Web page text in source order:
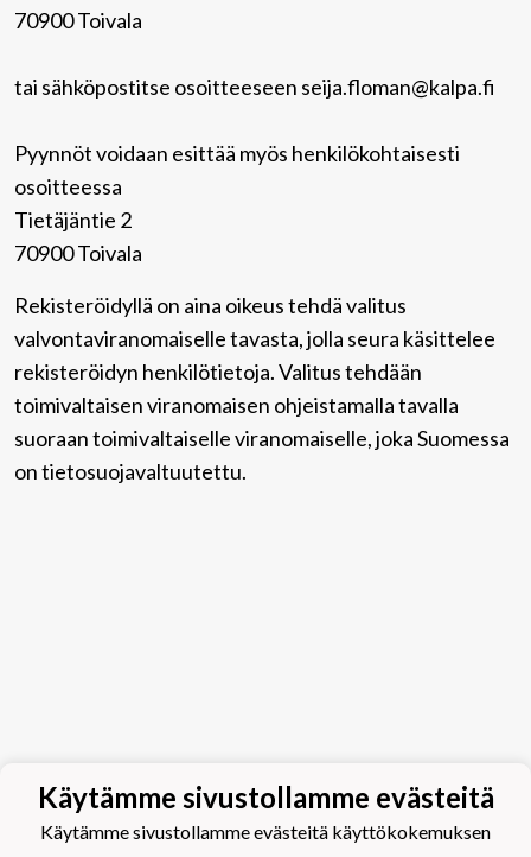
70900 Toivala
tai sähköpostitse osoitteeseen seija.floman@kalpa.fi
Pyynnöt voidaan esittää myös henkilökohtaisesti
osoitteessa
Tietäjäntie 2
70900 Toivala
Rekisteröidyllä on aina oikeus tehdä valitus
valvontaviranomaiselle tavasta, jolla seura käsittelee
rekisteröidyn henkilötietoja. Valitus tehdään
toimivaltaisen viranomaisen ohjeistamalla tavalla
suoraan toimivaltaiselle viranomaiselle, joka Suomessa
on tietosuojavaltuutettu.
Käytämme sivustollamme evästeitä
Käytämme sivustollamme evästeitä käyttökokemuksen